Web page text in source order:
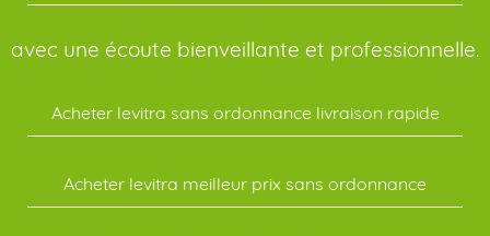
avec une écoute bienveillante et professionnelle.
Acheter levitra sans ordonnance livraison rapide
Acheter levitra meilleur prix sans ordonnance